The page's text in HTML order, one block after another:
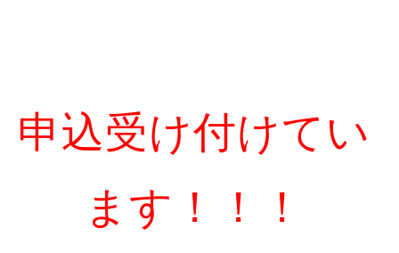
申込受け付けてい
ます！！！